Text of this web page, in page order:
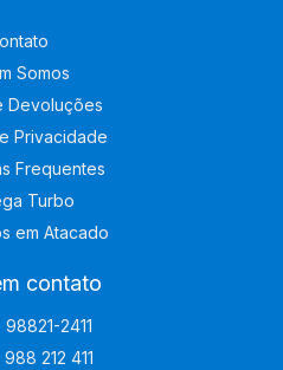
Somos
Devoluções
Privacidade
Frequentes
Turbo
em Atacado
contato
98821-2411
988 212 411